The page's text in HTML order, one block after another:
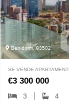
Benidorm, 03502
SE VENDE
€3 300 000
3 4